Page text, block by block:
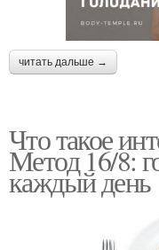
читать дальше →
Что такое
Метод 16/8:
каждый день